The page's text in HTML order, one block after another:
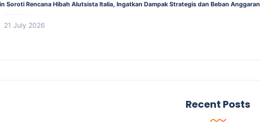
Soroti Rencana Hibah Alutsista Italia, Ingatkan Dampak Strategis dan Beban Anggaran
21 July 2026
Recent Posts